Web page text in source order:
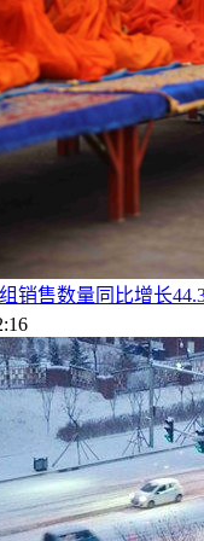
销售数量同比增长